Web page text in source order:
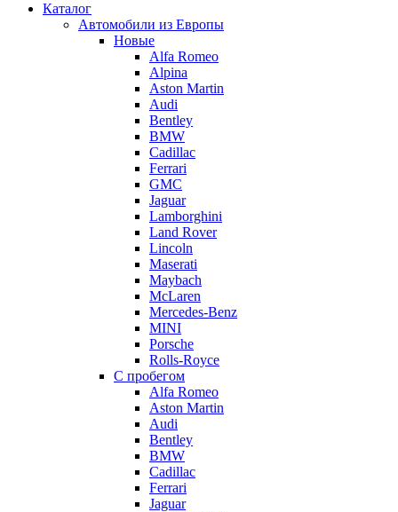
Каталог
Автомобили из Европы
Новые
Alfa Romeo
Alpina
Aston Martin
Audi
Bentley
BMW
Cadillac
Ferrari
GMC
Jaguar
Lamborghini
Land Rover
Lincoln
Maserati
Maybach
McLaren
Mercedes-Benz
MINI
Porsche
Rolls-Royce
С пробегом
Alfa Romeo
Aston Martin
Audi
Bentley
BMW
Cadillac
Ferrari
Jaguar